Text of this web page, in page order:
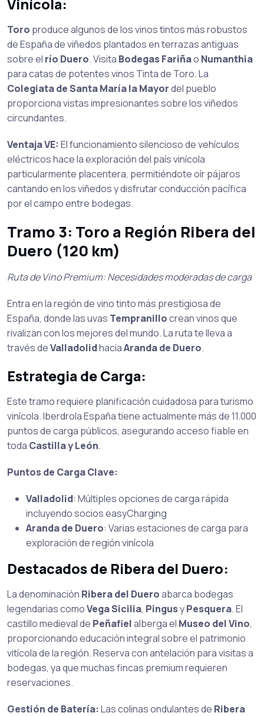
Vinícola:
Toro produce algunos de los vinos tintos más robustos
de España de viñedos plantados en terrazas antiguas
sobre el río Duero. Visita Bodegas Fariñao Numanthia
para catas de potentes vinos Tinta de Toro. La
Colegiata de Santa María la Mayordel pueblo
proporciona vistas impresionantes sobre los viñedos
circundantes.
Ventaja VE: El funcionamiento silencioso de vehículos
eléctricos hace la exploración del país vinícola
particularmente placentera, permitiéndote oír pájaros
cantando en los viñedos y disfrutar conducción pacífica
por el campo entre bodegas.
Tramo 3: Toro a Región Ribera del
Duero (120 km)
Ruta de Vino Premium: Necesidades moderadas de carga
Entra en la región de vino tinto más prestigiosa de
España, donde las uvas Tempranillocrean vinos que
rivalizan con los mejores del mundo. La ruta te lleva a
través deValladolidhaciaAranda de Duero.
Estrategia de Carga:
Este tramo requiere planificación cuidadosa para turismo
vinícola. Iberdrola España tiene actualmente más de 11.000
puntos de carga públicos, asegurando acceso fiable en
toda Castilla y León.
Puntos de Carga Clave:
Valladolid: Múltiples opciones de carga rápida
incluyendo socios easyCharging
Aranda de Duero: Varias estaciones de carga para
exploración de región vinícola
Destacados de Ribera del Duero:
La denominación Ribera del Dueroabarca bodegas
legendarias comoVega Sicilia, PingusyPesquera. El
castillo medieval de Peñafielalberga el Museo del Vino,
proporcionando educación integral sobre el patrimonio
vitícola de la región. Reserva con antelación para visitas a
bodegas, ya que muchas fincas premium requieren
reservaciones.
Gestión de Batería:Las colinas ondulantes de Ribera